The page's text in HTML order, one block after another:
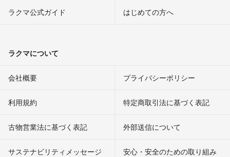
ラクマ公式ガイド はじめての方へ
ラクマについて
会社概要 プライバシーポリシー
利用規約 特定商取引法に基づく表記
古物営業法に基づく表記 外部送信について
サステナビリティメッセージ 安心・安全のための取り組み